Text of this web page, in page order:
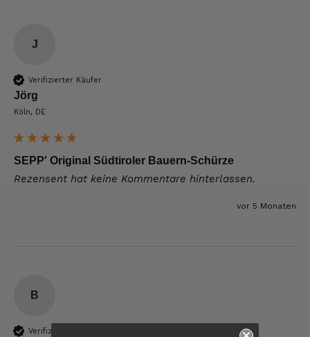
J
Verifizierter Käufer
Jörg
Köln, DE
SEPP' Original Südtiroler Bauern-Schürze
Rezensent hat keine Kommentare hinterlassen.
vor 5 Monaten
B
Verifizierter Käufer